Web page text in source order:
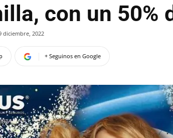
con un 50%
diciembre, 2022
+ Seguinos en Google